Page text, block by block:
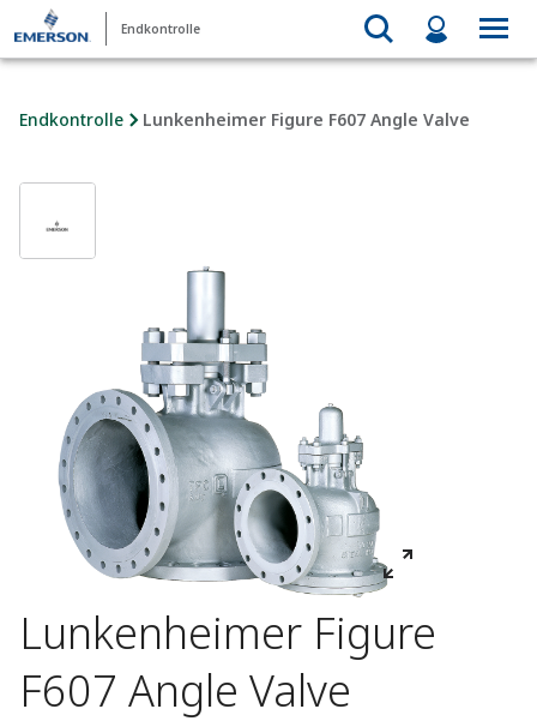
Endkontrolle
Endkontrolle Lunkenheimer Figure F607 Angle Valve
Lunkenheimer Figure
F607 Angle Valve